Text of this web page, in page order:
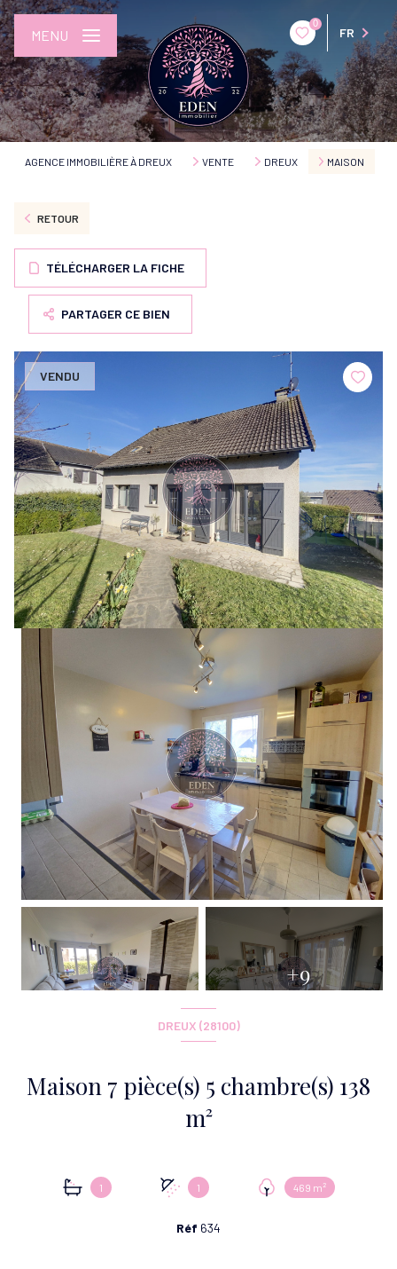
0
FR
MENU
AGENCE IMMOBILIÈRE À DREUX VENTE DREUX MAISON
RETOUR
TÉLÉCHARGER LA FICHE
PARTAGER CE BIEN
VENDU
+9
DREUX (28100)
Maison 7 pièce(s) 5 chambre(s) 138
m²
1 1 469 m²
Réf 634